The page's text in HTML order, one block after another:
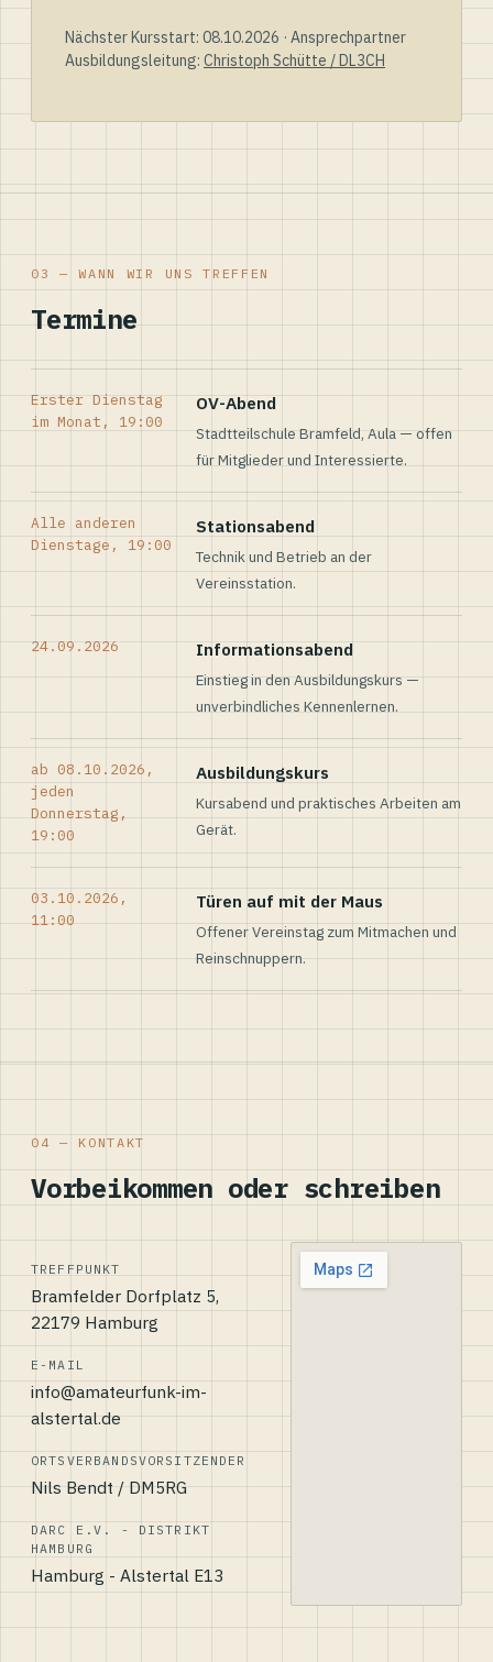
Nächster Kursstart: 08.10.2026 · Ansprechpartner
Ausbildungsleitung: Christoph Schütte / DL3CH
03 — WANN WIR UNS TREFFEN
Termine
Erster Dienstag
im Monat, 19:00
OV-Abend
Stadtteilschule Bramfeld, Aula — offen
für Mitglieder und Interessierte.
Alle anderen
Dienstage, 19:00
Stationsabend
Technik und Betrieb an der
Vereinsstation.
24.09.2026 Informationsabend
Einstieg in den Ausbildungskurs —
unverbindliches Kennenlernen.
ab 08.10.2026,
jeden
Donnerstag,
19:00
Ausbildungskurs
Kursabend und praktisches Arbeiten am
Gerät.
03.10.2026,
11:00
Türen auf mit der Maus
Offener Vereinstag zum Mitmachen und
Reinschnuppern.
04 — KONTAKT
Vorbeikommen oder schreiben
TREFFPUNKT
Bramfelder Dorfplatz 5,
22179 Hamburg
E-MAIL
info@amateurfunk-im-
alstertal.de
ORTSVERBANDSVORSITZENDER
Nils Bendt / DM5RG
DARC E.V. - DISTRIKT
HAMBURG
Hamburg - Alstertal E13